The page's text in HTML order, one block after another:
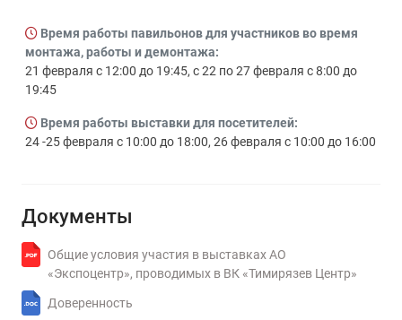
Время работы павильонов для участников во время
монтажа, работы и демонтажа:
21 февраля с 12:00 до 19:45, с 22 по 27 февраля с 8:00 до
19:45
Время работы выставки для посетителей:
24 -25 февраля с 10:00 до 18:00, 26 февраля с 10:00 до 16:00
Документы
Общие условия участия в выставках АО
«Экспоцентр», проводимых в ВК «Тимирязев Центр»
Доверенность